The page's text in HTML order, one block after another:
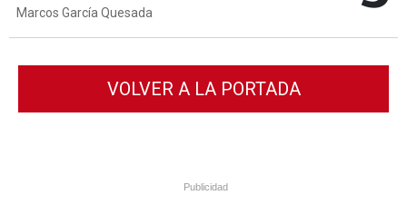
Marcos García Quesada
VOLVER A LA PORTADA
Publicidad